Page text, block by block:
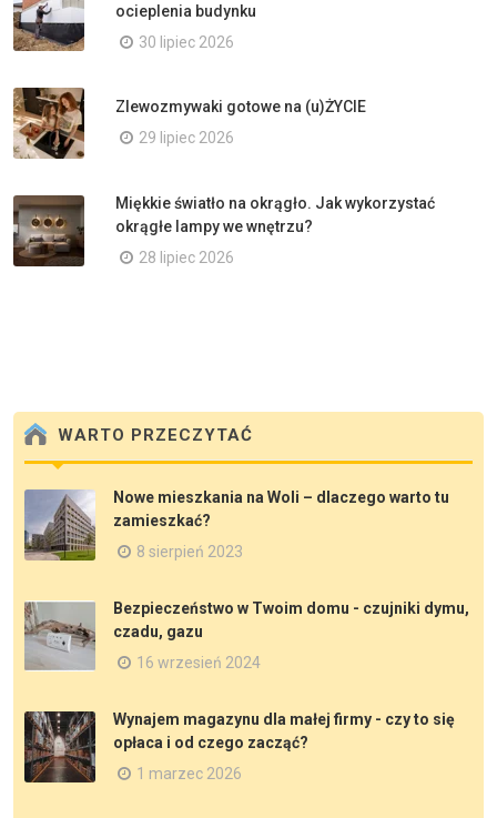
ocieplenia budynku
30 lipiec 2026
Zlewozmywaki gotowe na (u)ŻYCIE
29 lipiec 2026
Miękkie światło na okrągło. Jak wykorzystać
okrągłe lampy we wnętrzu?
28 lipiec 2026
WARTO PRZECZYTAĆ
Nowe mieszkania na Woli – dlaczego warto tu
zamieszkać?
8 sierpień 2023
Bezpieczeństwo w Twoim domu - czujniki dymu,
czadu, gazu
16 wrzesień 2024
Wynajem magazynu dla małej firmy - czy to się
opłaca i od czego zacząć?
1 marzec 2026